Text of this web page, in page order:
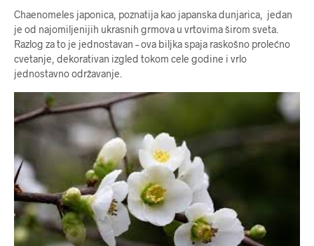
Chaenomeles japonica, poznatija kao japanska dunjarica, jedan
je od najomiljenijih ukrasnih grmova u vrtovima širom sveta.
Razlog za to je jednostavan – ova biljka spaja raskošno prolećno
cvetanje, dekorativan izgled tokom cele godine i vrlo
jednostavno održavanje.